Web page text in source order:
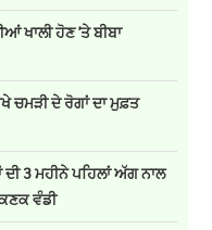
ਖਾਲੀ ਹੋਣ 'ਤੇ ਬੀਬਾ
ਚਮੜੀ ਦੇ ਰੋਗਾਂ ਦਾ ਮੁਫ਼ਤ
ਦੀ 3 ਮਹੀਨੇ ਪਹਿਲਾਂ ਅੱਗ ਨਾਲ
ਵੰਡੀ